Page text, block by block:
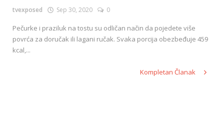
English
tvexposed Sep 30, 2020 0
Pečurke i praziluk na tostu su odličan način da pojedete više
povrća za doručak ili lagani ručak. Svaka porcija obezbeđuje 459
kcal,...
Kompletan Članak